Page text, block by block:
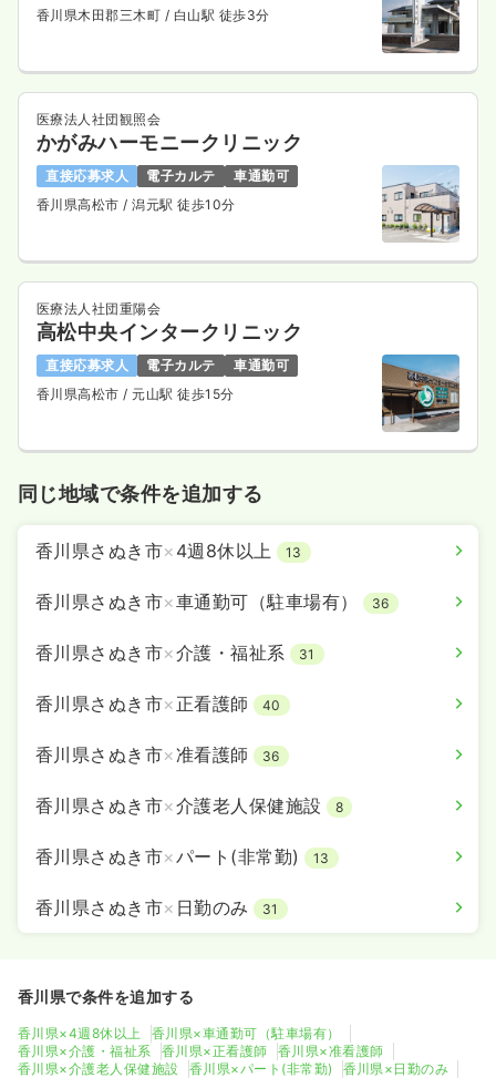
香川県木田郡三木町 / 白山駅 徒歩3分
医療法人社団観照会
かがみハーモニークリニック
直接応募求人 電子カルテ
車通勤可
香川県高松市/ 潟元駅 徒歩10分
医療法人社団重陽会
高松中央インタークリニック
直接応募求人 電子カルテ
車通勤可
香川県高松市/ 元山駅 徒歩15分
同じ地域で条件を追加する
香川県さぬき市× 4週8休以上 13
香川県さぬき市×車通勤可（駐車場有） 36
香川県さぬき市×介護・福祉系 31
香川県さぬき市× 正看護師 40
香川県さぬき市×准看護師 36
香川県さぬき市×介護老人保健施設 8
香川県さぬき市×パート(非常勤) 13
香川県さぬき市× 日勤のみ 31
香川県で条件を追加する
香川県×4週8休以上
香川県×車通勤可（駐車場有）
香川県×介護・福祉系
香川県×正看護師
香川県×准看護師
香川県×介護老人保健施設
香川県×パート(非常勤) 香川県×日勤のみ